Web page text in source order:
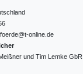
online.de
und Tim Lemke GbR